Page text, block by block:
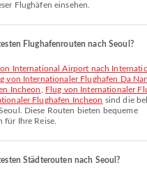
Flughäfen einsehen.
Flughafenrouten nach Seoul?
von Internationaler Flughafen Da
Incheon
Flug von Internationaler
Flughafen Incheon sind die
Diese Routen bieten bequeme
für Ihre Reise.
Städterouten nach Seoul?